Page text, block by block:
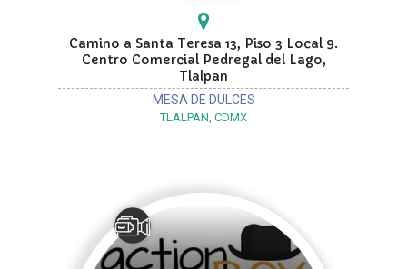
Camino a Santa Teresa 13, Piso 3 Local 9.
Centro Comercial Pedregal del Lago,
Tlalpan
MESA DE DULCES
TLALPAN, CDMX